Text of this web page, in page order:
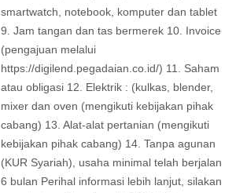
smartwatch, notebook, komputer dan tablet
9. Jam tangan dan tas bermerek 10. Invoice
(pengajuan melalui
https://digilend.pegadaian.co.id/) 11. Saham
atau obligasi 12. Elektrik : (kulkas, blender,
mixer dan oven (mengikuti kebijakan pihak
cabang) 13. Alat-alat pertanian (mengikuti
kebijakan pihak cabang) 14. Tanpa agunan
(KUR Syariah), usaha minimal telah berjalan
6 bulan Perihal informasi lebih lanjut, silakan